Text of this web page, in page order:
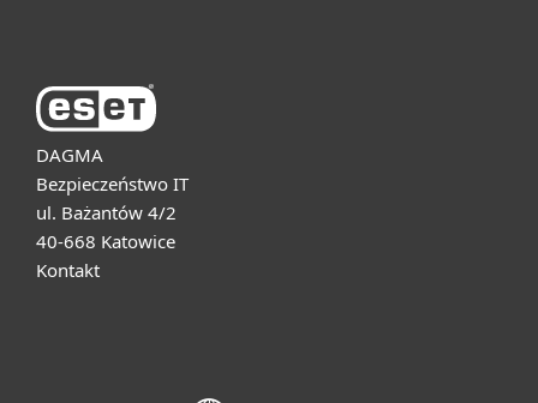
DAGMA
Bezpieczeństwo IT
ul. Bażantów 4/2
40-668 Katowice
Kontakt